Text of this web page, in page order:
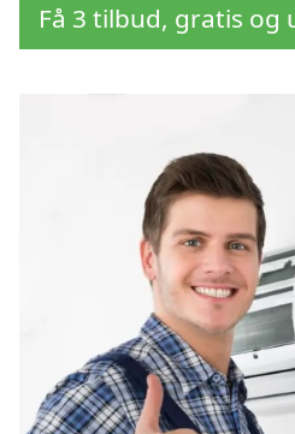
Få 3 tilbud, gratis